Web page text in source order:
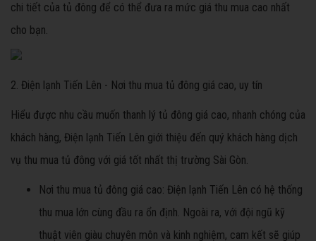
chi tiết của tủ đông để có thể đưa ra mức giá thu mua cao nhất
cho bạn.
2. Điện lạnh Tiến Lên - Nơi thu mua tủ đông giá cao, uy tín
Hiểu được nhu cầu muốn thanh lý tủ đông giá cao, nhanh chóng của
khách hàng, Điện lạnh Tiến Lên giới thiệu đến quý khách hàng dịch
vụ thu mua tủ đông với giá tốt nhất thị trường Sài Gòn.
Nơi thu mua tủ đông giá cao: Điện lạnh Tiến Lên có hệ thống
thu mua lớn cùng đầu ra ổn định. Ngoài ra, với đội ngũ kỹ
thuật viên giàu chuyên môn và kinh nghiệm, cam kết sẽ giúp